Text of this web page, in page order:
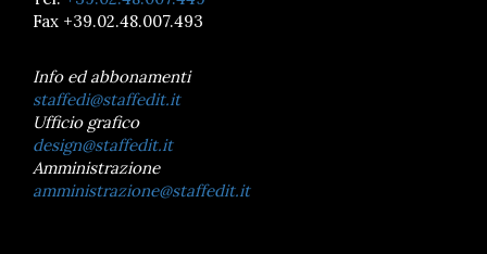
Fax +39.02.48.007.493
Info ed abbonamenti
staffedi@staffedit.it
Ufficio grafico
design@staffedit.it
Amministrazione
amministrazione@staffedit.it